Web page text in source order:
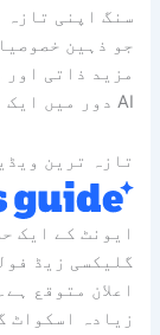
سنگ اپنی تازہ
جو ذہین
مزید ذاتی اور
AI دور میں ایک نیا معیار قائم کرے گا۔”
تازہ ترین
ایونٹ کے ایک
اعلان متوقع